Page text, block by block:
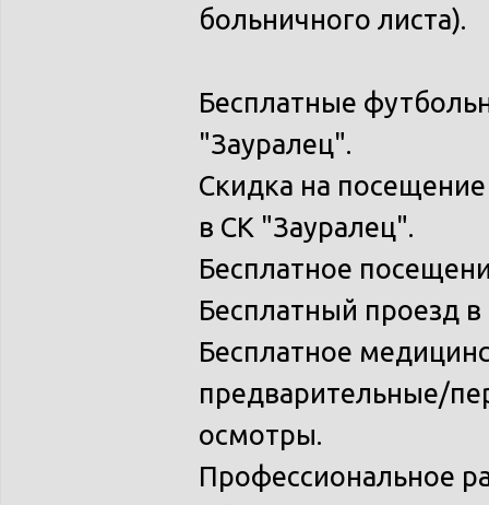
больничного листа).
Бесплатные
"Зауралец".
Скидка на
в СК "Зауралец".
Бесплатное
Бесплатный проезд
Бесплатное
предварительные/
осмотры.
Профессиональное